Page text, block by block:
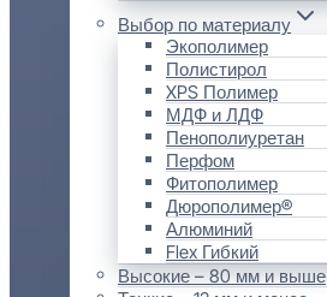
Выбор по материалу
Экополимер
Полистирол
XPS Полимер
МДФ и ЛДФ
Пенополиуретан
Перфом
Фитополимер
Дюрополимер®
Алюминий
Flex Гибкий
Высокие – 80 мм и выше